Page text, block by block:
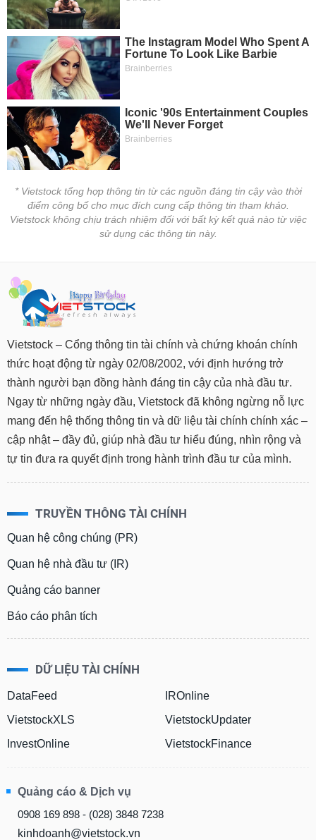
* Vietstock tổng hợp thông tin từ các nguồn đáng tin cậy vào thời
điểm công bố cho mục đích cung cấp thông tin tham khảo.
Vietstock không chịu trách nhiệm đối với bất kỳ kết quả nào từ việc
sử dụng các thông tin này.
Vietstock – Cổng thông tin tài chính và chứng khoán chính
thức hoạt động từ ngày 02/08/2002, với định hướng trở
thành người bạn đồng hành đáng tin cậy của nhà đầu tư.
Ngay từ những ngày đầu, Vietstock đã không ngừng nỗ lực
mang đến hệ thống thông tin và dữ liệu tài chính chính xác –
cập nhật – đầy đủ, giúp nhà đầu tư hiểu đúng, nhìn rộng và
tự tin đưa ra quyết định trong hành trình đầu tư của mình.
TRUYỀN THÔNG TÀI CHÍNH
Quan hệ công chúng (PR)
Quan hệ nhà đầu tư (IR)
Quảng cáo banner
Báo cáo phân tích
DỮ LIỆU TÀI CHÍNH
DataFeed
VietstockXLS
InvestOnline
IROnline
VietstockUpdater
VietstockFinance
Quảng cáo & Dịch vụ
0908 169 898 - (028) 3848 7238
kinhdoanh@vietstock.vn